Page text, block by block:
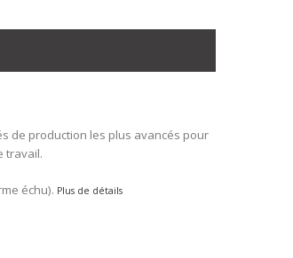
de production les plus avancés pour
travail.
échu). Plus de détails